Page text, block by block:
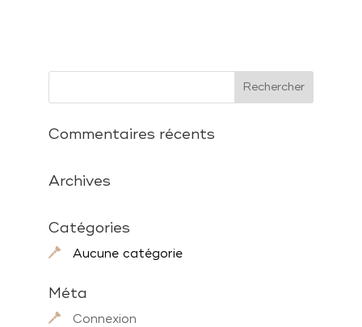
Commentaires récents
Archives
Catégories
Aucune catégorie
Méta
Connexion